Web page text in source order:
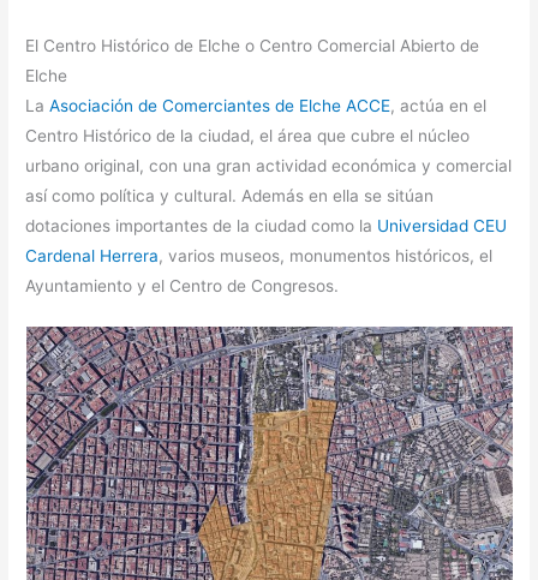
El Centro Histórico de Elche o Centro Comercial Abierto de
Elche
LaAsociación de Comerciantes de Elche ACCE, actúa en el
Centro Histórico de la ciudad, el área que cubre el núcleo
urbano original, con una gran actividad económica y comercial
así como política y cultural. Además en ella se sitúan
dotaciones importantes de la ciudad como la Universidad CEU
Cardenal Herrera, varios museos, monumentos históricos, el
Ayuntamiento y el Centro de Congresos.